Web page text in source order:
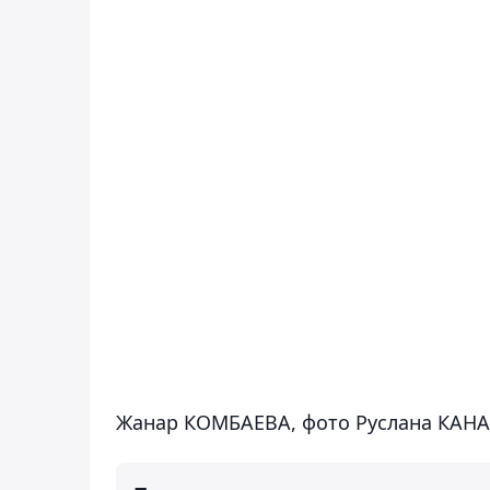
Жанар КОМБАЕВА, фото Руслана